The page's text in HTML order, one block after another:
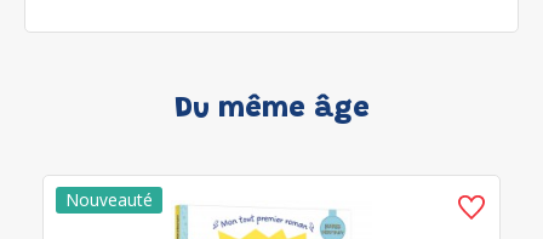
Du même âge